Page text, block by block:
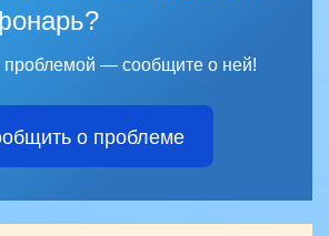
проблемой — сообщите о ней!
о проблеме